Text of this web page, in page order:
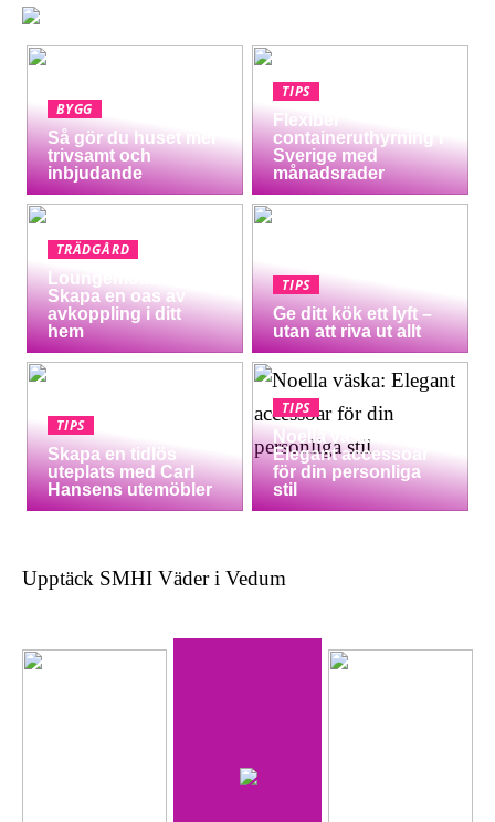
BYGG
Så gör du huset mer
trivsamt och
inbjudande
TIPS
Flexibel
containeruthyrning i
Sverige med
månadsrader
TRÄDGÅRD
Loungemöbler:
Skapa en oas av
avkoppling i ditt
hem
TIPS
Ge ditt kök ett lyft –
utan att riva ut allt
TIPS
Skapa en tidlös
uteplats med Carl
Hansens utemöbler
TIPS
Noella väska:
Elegant accessoar
för din personliga
stil
Upptäck SMHI Väder i Vedum